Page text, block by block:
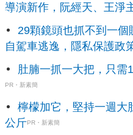
導演新作，阮經天、王淨
29顆鏡頭也抓不到一
自駕車逃逸，隱私保護政
肚腩一抓一大把，只需
PR・新素簡
檸檬加它，堅持一週大
公斤PR・新素簡